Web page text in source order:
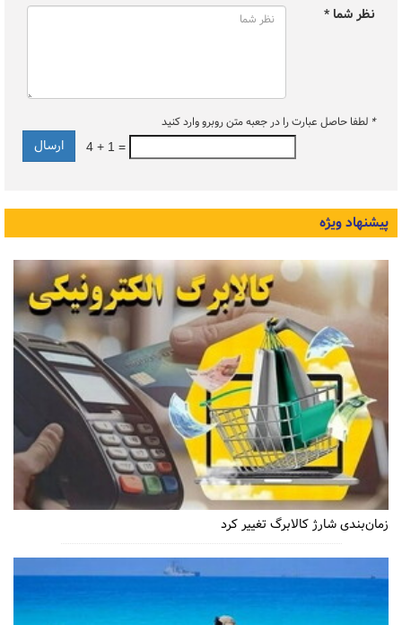
نظر شما *
* لطفا حاصل عبارت را در جعبه متن روبرو وارد کنید
4 + 1 =
پیشنهاد ویژه
زمان‌بندی شارژ کالابرگ تغییر کرد